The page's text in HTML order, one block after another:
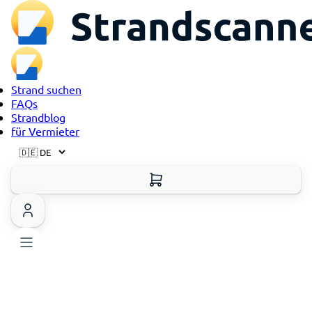
Strand suchen
FAQs
Strandblog
für Vermieter